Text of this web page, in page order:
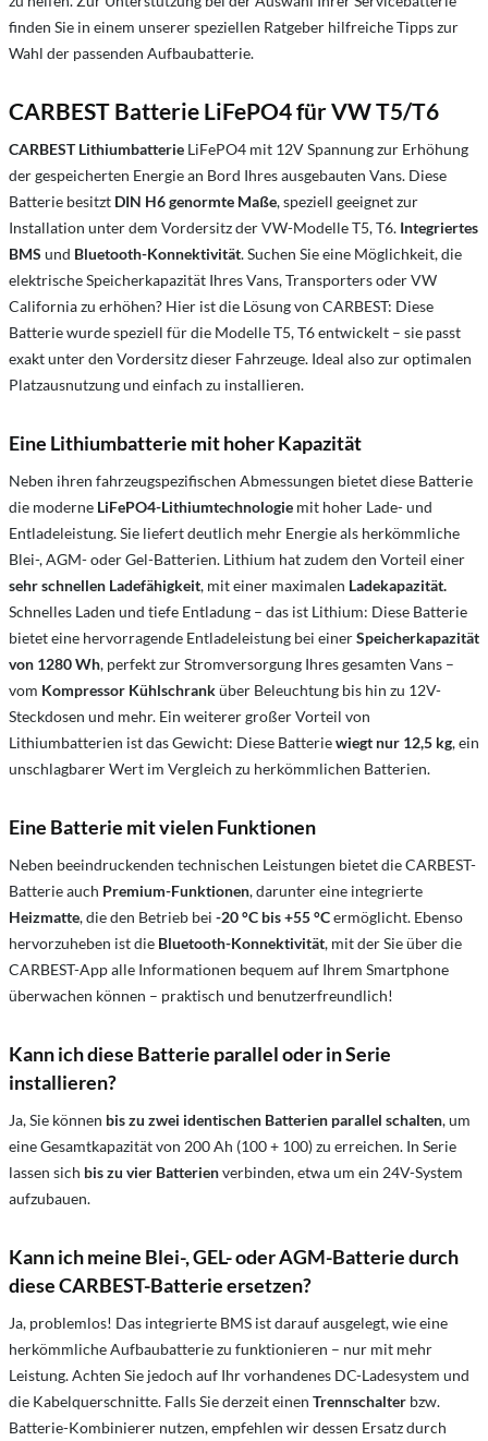
finden Sie in einem unserer speziellen Ratgeber hilfreiche Tipps zur
Wahl der passenden Aufbaubatterie.
CARBEST Batterie LiFePO4 für VW T5/T6
CARBEST Lithiumbatterie LiFePO4 mit 12V Spannung zur Erhöhung
der gespeicherten Energie an Bord Ihres ausgebauten Vans. Diese
Batterie besitzt DIN H6 genormte Maße, speziell geeignet zur
Installation unter dem Vordersitz der VW-Modelle T5, T6. Integriertes
BMS und Bluetooth-Konnektivität. Suchen Sie eine Möglichkeit, die
elektrische Speicherkapazität Ihres Vans, Transporters oder VW
California zu erhöhen? Hier ist die Lösung von CARBEST: Diese
Batterie wurde speziell für die Modelle T5, T6 entwickelt – sie passt
exakt unter den Vordersitz dieser Fahrzeuge. Ideal also zur optimalen
Platzausnutzung und einfach zu installieren.
Eine Lithiumbatterie mit hoher Kapazität
Neben ihren fahrzeugspezifischen Abmessungen bietet diese Batterie
die moderne LiFePO4-Lithiumtechnologie mit hoher Lade- und
Entladeleistung. Sie liefert deutlich mehr Energie als herkömmliche
Blei-, AGM- oder Gel-Batterien. Lithium hat zudem den Vorteil einer
sehr schnellen Ladefähigkeit, mit einer maximalen Ladekapazität.
Schnelles Laden und tiefe Entladung – das ist Lithium: Diese Batterie
bietet eine hervorragende Entladeleistung bei einerSpeicherkapazität
von 1280 Wh, perfekt zur Stromversorgung Ihres gesamten Vans –
vom Kompressor Kühlschranküber Beleuchtung bis hin zu 12V-
Steckdosen und mehr. Ein weiterer großer Vorteil von
Lithiumbatterien ist das Gewicht: Diese Batteriewiegt nur 12,5 kg, ein
unschlagbarer Wert im Vergleich zu herkömmlichen Batterien.
Eine Batterie mit vielen Funktionen
Neben beeindruckenden technischen Leistungen bietet die CARBEST-
Batterie auch Premium-Funktionen, darunter eine integrierte
Heizmatte, die den Betrieb bei -20 °C bis +55 °Cermöglicht. Ebenso
hervorzuheben ist die Bluetooth-Konnektivität, mit der Sie über die
CARBEST-App alle Informationen bequem auf Ihrem Smartphone
überwachen können – praktisch und benutzerfreundlich!
Kann ich diese Batterie parallel oder in Serie
installieren?
Ja, Sie können bis zu zwei identischen Batterien parallel schalten, um
eine Gesamtkapazität von 200 Ah (100 + 100) zu erreichen. In Serie
lassen sich bis zu vier Batterienverbinden, etwa um ein 24V-System
aufzubauen.
Kann ich meine Blei-, GEL- oder AGM-Batterie durch
diese CARBEST-Batterie ersetzen?
Ja, problemlos! Das integrierte BMS ist darauf ausgelegt, wie eine
herkömmliche Aufbaubatterie zu funktionieren – nur mit mehr
Leistung. Achten Sie jedoch auf Ihr vorhandenes DC-Ladesystem und
die Kabelquerschnitte. Falls Sie derzeit einen Trennschalter bzw.
Batterie-Kombinierer nutzen, empfehlen wir dessen Ersatz durch